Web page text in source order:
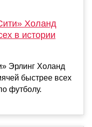
Холанд
в истории
Эрлинг Холанд
быстрее всех
футболу.